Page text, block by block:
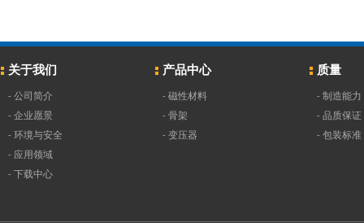
关于我们 产品中心 质量
- 公司简介
- 企业愿景
- 环境与安全
- 应用领域
-
下载中心
- 磁性材料
- 骨架
- 变压器
- 制造能力
- 品质保证
- 包装标准